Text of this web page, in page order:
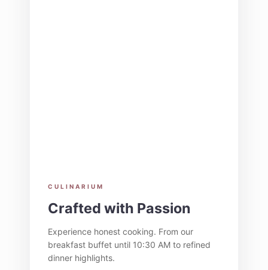
CULINARIUM
Crafted with Passion
Experience honest cooking. From our
breakfast buffet until 10:30 AM to refined
dinner highlights.